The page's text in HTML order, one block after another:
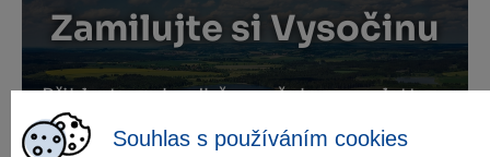
Souhlas s používáním cookies
Zamilujte si Vysočinu
Přihlaste se k odběru našeho newsletteru
o novinkách.